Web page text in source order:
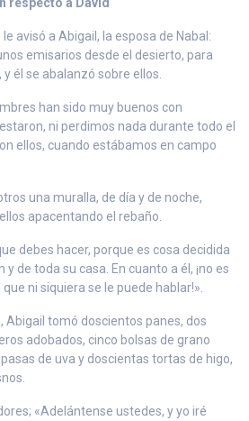
avisó a Abigail, la esposa de Nabal:
emisarios desde el desierto, para
él se abalanzó sobre ellos.
han sido muy buenos con
ni perdimos nada durante todo el
ellos, cuando estábamos en campo
una muralla, de día y de noche,
apacentando el rebaño.
debes hacer, porque es cosa decidida
de toda su casa. En cuanto a él, ¡no es
ni siquiera se le puede hablar!».
Abigail tomó doscientos panes, dos
adobados, cinco bolsas de grano
de uva y doscientas tortas de higo,
«Adelántense ustedes, y yo iré